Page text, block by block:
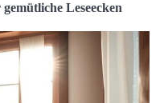
Leseecken